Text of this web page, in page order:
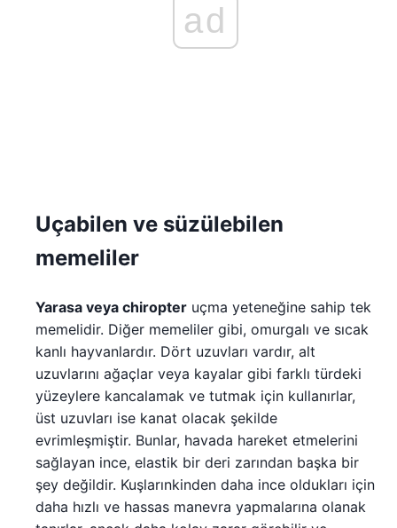
ad
Uçabilen ve süzülebilen
memeliler
Yarasa veya chiropter uçma yeteneğine sahip tek
memelidir. Diğer memeliler gibi, omurgalı ve sıcak
kanlı hayvanlardır. Dört uzuvları vardır, alt
uzuvlarını ağaçlar veya kayalar gibi farklı türdeki
yüzeylere kancalamak ve tutmak için kullanırlar,
üst uzuvları ise kanat olacak şekilde
evrimleşmiştir. Bunlar, havada hareket etmelerini
sağlayan ince, elastik bir deri zarından başka bir
şey değildir. Kuşlarınkinden daha ince oldukları için
daha hızlı ve hassas manevra yapmalarına olanak